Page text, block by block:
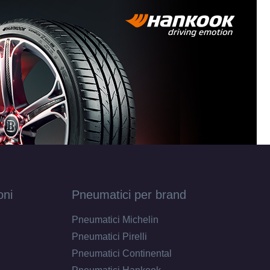
ET45
Pneumatici per brand
Pneumatici Michelin
Pneumatici Pirelli
Pneumatici Continental